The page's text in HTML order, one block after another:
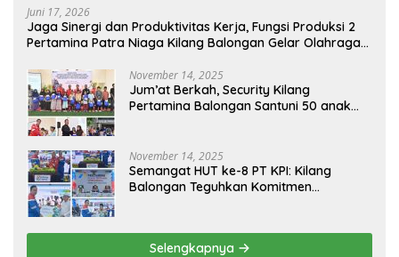
Juni 17, 2026
Jaga Sinergi dan Produktivitas Kerja, Fungsi Produksi 2
Pertamina Patra Niaga Kilang Balongan Gelar Olahraga
November 14, 2025
Jum’at Berkah, Security Kilang
Pertamina Balongan Santuni 50 anak
November 14, 2025
Semangat HUT ke-8 PT KPI: Kilang
Balongan Teguhkan Komitmen
Pendidikan
Selengkapnya